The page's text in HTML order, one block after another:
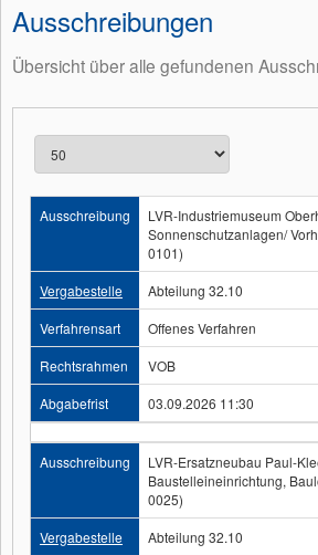
Ausschreibungen
Übersicht über alle gefundenen
Ausschreibung
LVR-Industriemuseum
Sonnenschutzanlagen/
0101)
Vergabestelle
Abteilung 32.10
Verfahrensart
Offenes Verfahren
Rechtsrahmen
VOB
Abgabefrist
03.09.2026 11:30
Ausschreibung
LVR-Ersatzneubau Paul-
Baustelleineinrichtung,
0025)
Vergabestelle
Abteilung 32.10